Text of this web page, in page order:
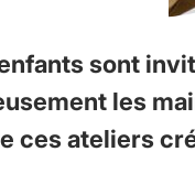
sont
les
ces ateliers